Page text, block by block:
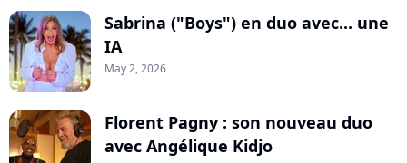
Sabrina ("Boys") en duo avec... une
IA
May 2, 2026
Florent Pagny : son nouveau duo
avec Angélique Kidjo